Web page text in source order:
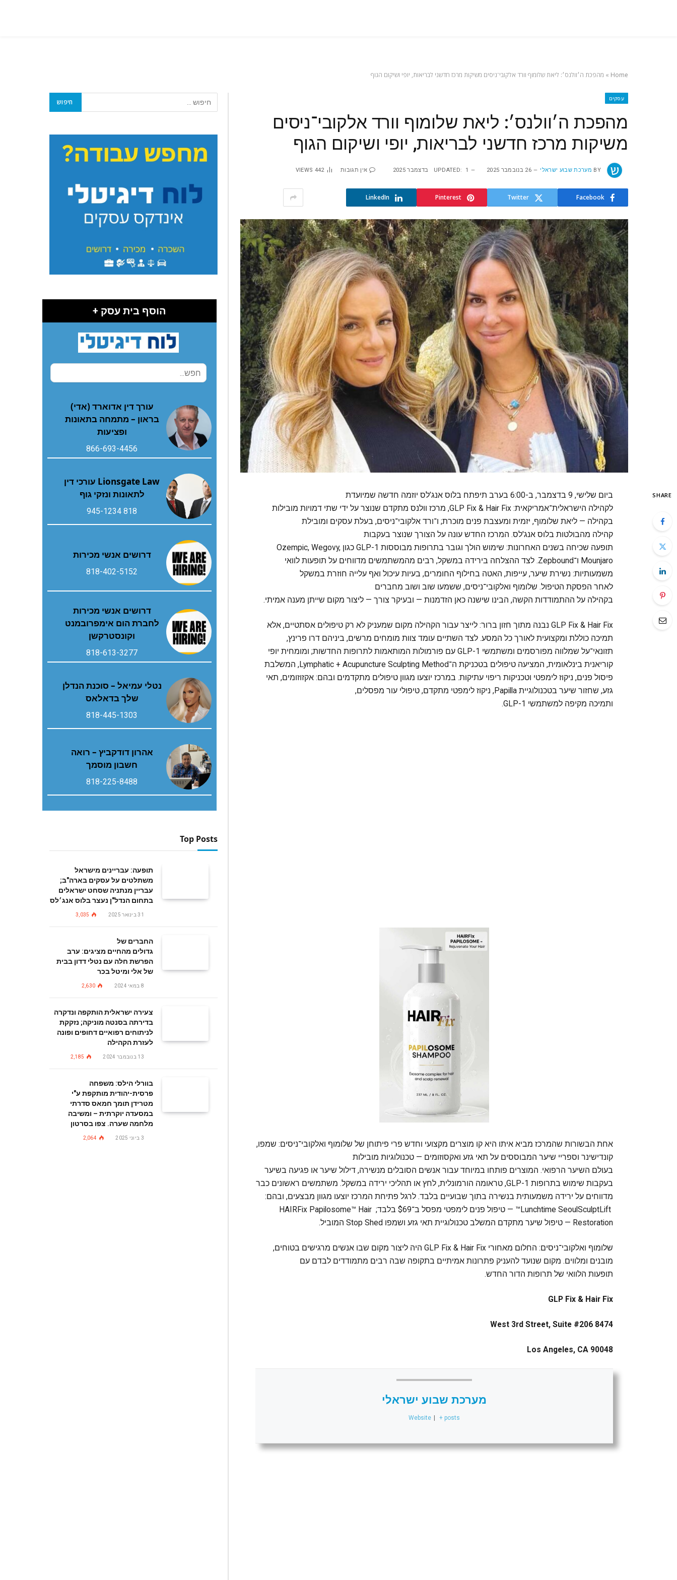
Home
» מהפכת ה׳וולנס׳: ליאת שלומוף וורד אלקובי־ניסים משיקות מרכז חדשני לבריאות, יופי ושיקום הגוף
עסקים
מהפכת ה׳וולנס׳: ליאת שלומוף וורד אלקובי־ניסים
משיקות מרכז חדשני לבריאות, יופי ושיקום הגוף
BY מערכת שבוע ישראלי 26 בנובמבר 2025 UPDATED: 1 בדצמבר 2025 אין תגובות 442
VIEWS
Facebook
Twitter
Pinterest
LinkedIn
SHARE
ביום שלישי, 9 בדצמבר, ב-6:00 בערב תיפתח בלוס אנג’לס יוזמה חדשה שמיועדת
לקהילה הישראלית־אמריקאית: GLP Fix & Hair Fix, מרכז וולנס מתקדם שנוצר על ידי שתי דמויות מובילות
בקהילה — ליאת שלומוף, יזמית ומעצבת פנים מוכרת; ו־ורד אלקובי־ניסים, בעלת עסקים ומובילת
קהילה מהבולטות בלוס אנג'לס. המרכז החדש עונה על הצורך שנוצר בעקבות
תופעה שכיחה בשנים האחרונות: שימוש הולך וגובר בתרופות מבוססות GLP-1 כגון Ozempic, Wegovy,
Mounjaro ו־Zepbound. לצד ההצלחה בירידה במשקל, רבים מהמשתמשים מדווחים על תופעות לוואי
משמעותיות: נשירת שיער, עייפות, האטה בחילוף החומרים, בעיות עיכול ואף עלייה חוזרת במשקל
לאחר הפסקת הטיפול. שלומוף ואלקובי־ניסים, ששמעו שוב ושוב מחברים
בקהילה על ההתמודדות הקשה, הבינו שישנה כאן הזדמנות — ובעיקר צורך — ליצור מקום שייתן מענה אמיתי.
GLP Fix & Hair Fix נבנה מתוך חזון ברור: לייצר עבור הקהילה מקום שמעניק לא רק טיפולים אסתטיים, אלא
תמיכה כוללת ומקצועית לאורך כל המסע. לצד השתיים עומד צוות מומחים מרשים, ביניהם דרו פרינץ,
תזונאי־על שמלווה מפורסמים ומשתמשי GLP-1 עם פורמולות המותאמות לתרופות החדשות; ומומחית יופי
קוריאנית בינלאומית, המציעה טיפולים בטכניקת ה־Lymphatic + Acupuncture Sculpting Method, המשלבת
פיסול פנים, ניקוז לימפטי וטכניקות ריפוי עתיקות. במרכז יוצעו מגוון טיפולים מתקדמים ובהם: אקזוזומים, תאי
גזע, שחזור שיער בטכנולוגיית Papilla, ניקוז לימפטי מתקדם, טיפולי עור מפסלים,
ותמיכה מקיפה למשתמשי GLP-1.
אחת הבשורות שהמרכז מביא איתו היא קו מוצרים מקצועי וחדש פרי פיתוחן של שלומוף ואלקובי־ניסים: שמפו,
קונדישינר וספריי שיער המבוססים על תאי גזע ואקסוזומים — טכנולוגיות מובילות
בעולם השיער הרפואי. המוצרים פותחו במיוחד עבור אנשים הסובלים מנשירה, דילול שיער או פגיעה בשיער
בעקבות שימוש בתרופות GLP-1, טראומה הורמונלית, לחץ או תהליכי ירידה במשקל. משתמשים ראשונים כבר
מדווחים על ירידה משמעותית בנשירה בתוך שבועיים בלבד. לרגל פתיחת המרכז יוצעו מגוון מבצעים, ובהם:
Lunchtime SeoulSculptLift™ — טיפול פנים לימפטי מפסל ב־$69 בלבד; HAIRFix Papilosome™ Hair
Restoration — טיפול שיער מתקדם המשלב טכנולוגיית תאי גזע ושמפו Stop Shed המוביל.
שלומוף ואלקובי־ניסים: החלום מאחורי GLP Fix & Hair Fix היה ליצור מקום שבו אנשים מרגישים בטוחים,
מובנים ומלווים. מקום שנועד להעניק פתרונות אמיתיים בתקופה שבה רבים מתמודדים לבדם עם
תופעות הלוואי של תרופות הדור החדש.
GLP Fix & Hair Fix
8474 West 3rd Street, Suite #206
Los Angeles, CA 90048
מערכת שבוע ישראלי
Website + posts
הוסף בית עסק +
עורך דין אדוארד (אדי)
בראון – מתמחה בתאונות
ופציעות
866-693-4456
Lionsgate Law עורכי דין
לתאונות ונזקי גוף
818 945-1234
דרושים אנשי מכירות
818-402-5152
דרושים אנשי מכירות
לחברת הום אימפרובמנט
וקונסטרקשן
818-613-3277
נטלי עמיאל – סוכנת הנדלן
שלך בדאלאס
818-445-1303
אהרון דודקביץ – רואה
חשבון מוסמך
818-225-8488
Top Posts
תופעה: עבריינים מישראל
משתלטים על עסקים בארה"ב;
עבריין מנתניה שסחט ישראלים
בתחום הנדל"ן נעצר בלוס אנג׳לס
31 בינואר 2025 3,035
החברים של
גדולים מהחיים מציגים: ערב
הפרשת חלה עם נטלי דדון בבית
של אלי ומיטל בכר
8 במאי 2024 2,630
צעירה ישראלית הותקפה ונדקרה
בדירתה בסנטה מוניקה; נזקקת
לניתוחים רפואיים דחופים ופונה
לעזרת הקהילה
13 בנובמבר 2024 2,185
בוורלי הילס: משפחה
פרסית-יהודית מותקפת ע"י
מטרידן תומך חמאס סדרתי
במסעדה יוקרתית – ומשיבה
מלחמה שערה. צפו בסרטון
3 ביוני 2025 2,064